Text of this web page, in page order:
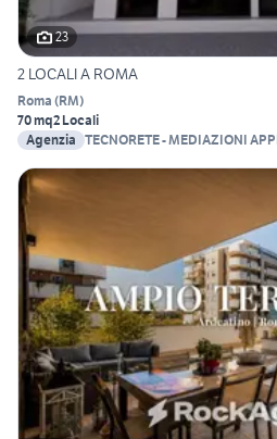
23
2 LOCALI A ROMA
Roma (RM)
70 mq2 Locali
Agenzia TECNORETE - MEDIAZIONI